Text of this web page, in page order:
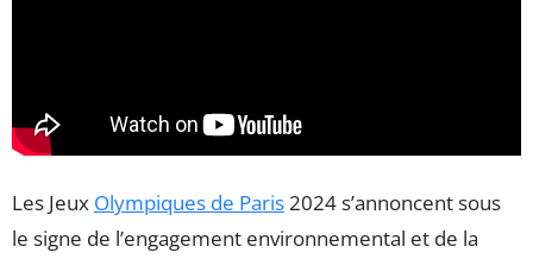
Les Jeux Olympiques de Paris2024 s’annoncent sous
le signe de l’engagement environnemental et de la